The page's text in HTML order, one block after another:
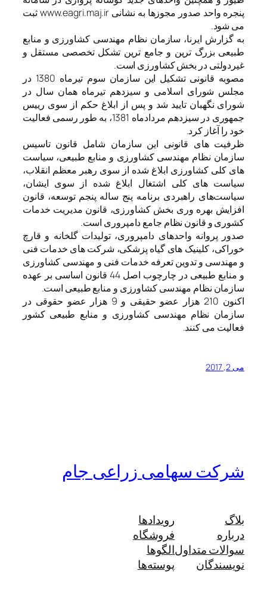
پنجره واحد صدور مجوزها به نشانی www.eagri.maj.ir ثبت
می شود.
به گزارش ایرنا، سازمان نظام مهندسی کشاورزی و منابع
طبیعی بزرگ ترین و جامع ترین تشکل تخصصی مستقل و
غیردولتی در بخش کشاورزی است.
مصوبه قانونی تشکیل این سازمان سوم تیرماه 1380 در
مجلس شورای اسلامی و سیزدهم تیرماه همان سال در
شورای نگهبان تایید شد و پس از ابلاغ حکم از سوی رییس
جمهوری در سیزدهم مردادماه 1381، به طور رسمی فعالیت
خود را آغاز کرد.
ظرفیت های قانونی این سازمان شامل قانون تاسیس
سازمان نظام مهندسی کشاورزی و منابع طبیعی، سیاست
های کلی کشاورزی ابلاغ شده از سوی رهبر معظم انقلاب،
سیاست های کلی اشتغال ابلاغ شده از سوی ایشان،
سیاست‌‌های راهبردی برنامه پنج ساله پنجم توسعه، قانون
افزایش بهره وری بخش کشاورزی، قانون مدیریت خدمات
کشوری و قانون نظام جامع دامپروری است.
صدور پروانه واحدهای دامپروری، تولیدات گلخانه و قارچ
خوراکی، کلینیک های گیاه پزشکی، شرکت های خدمات فنی
و مهندسی و تدوین تعرفه خدمات فنی و مهندسی کشاورزی
و منابع طبیعی در چارچوب اصل 44 قانون اساسی بر عهده
سازمان نظام مهندسی کشاورزی و منابع طبیعی است.
اکنون 210 هزار عضو حقیقی و 9 هزار عضو حقوقی در
سازمان نظام مهندسی کشاورزی و منابع طبیعی کشور
فعالیت می کنند.
می 2, 2017
شرکت سهامی زراعی جام
بلاگ
درباره
سوالات متداول
نویسندگان
رویدادها
فروشگاه
الگوها
پوسته‌ها